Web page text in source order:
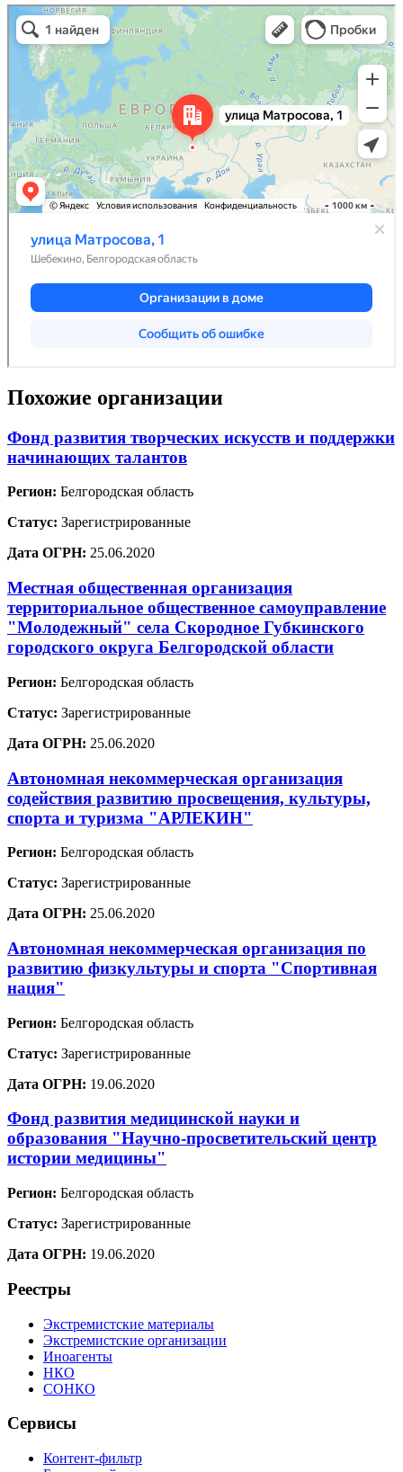
Похожие организации
Фонд развития творческих искусств и поддержки
начинающих талантов
Регион: Белгородская область
Статус: Зарегистрированные
Дата ОГРН: 25.06.2020
Местная общественная организация
территориальное общественное самоуправление
"Молодежный" села Скородное Губкинского
городского округа Белгородской области
Регион: Белгородская область
Статус: Зарегистрированные
Дата ОГРН: 25.06.2020
Автономная некоммерческая организация
содействия развитию просвещения, культуры,
спорта и туризма "АРЛЕКИН"
Регион: Белгородская область
Статус: Зарегистрированные
Дата ОГРН: 25.06.2020
Автономная некоммерческая организация по
развитию физкультуры и спорта "Спортивная
нация"
Регион: Белгородская область
Статус: Зарегистрированные
Дата ОГРН: 19.06.2020
Фонд развития медицинской науки и
образования "Научно-просветительский центр
истории медицины"
Регион: Белгородская область
Статус: Зарегистрированные
Дата ОГРН: 19.06.2020
Реестры
Экстремистские материалы
Экстремистские организации
Иноагенты
НКО
СОНКО
Сервисы
Контент-фильтр